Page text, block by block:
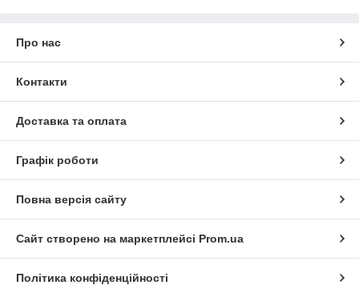
Про нас
Контакти
Доставка та оплата
Графік роботи
Повна версія сайту
Сайт створено на маркетплейсі Prom.ua
Політика конфіденційності